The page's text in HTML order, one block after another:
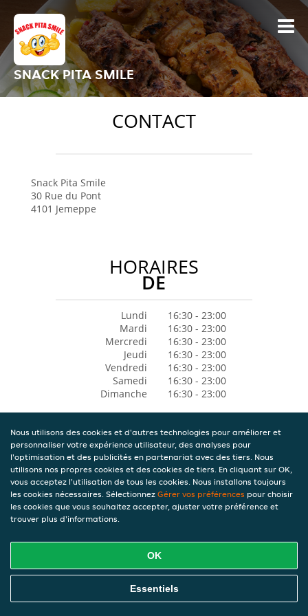
SNACK PITA SMILE
CONTACT
Snack Pita Smile
30 Rue du Pont
4101 Jemeppe
HORAIRES
DE
Lundi
16:30 - 23:00
Mardi
16:30 - 23:00
Mercredi
16:30 - 23:00
Jeudi
16:30 - 23:00
Vendredi
16:30 - 23:00
Samedi
16:30 - 23:00
Dimanche
16:30 - 23:00
Nous utilisons des cookies et d'autres technologies pour améliorer et
personnaliser votre expérience utilisateur, des analyses pour
l'optimisation et des publicités en partenariat avec des tiers. Nous
utilisons nos propres cookies et des cookies de tiers. En cliquant sur OK,
vous acceptez l'utilisation de tous les cookies. Nous installons toujours
les cookies nécessaires. Sélectionnez Gérer vos préférences pour choisir
les cookies que vous souhaitez accepter, ajuster votre préférence et
trouver plus d'informations.
OK
Essentiels